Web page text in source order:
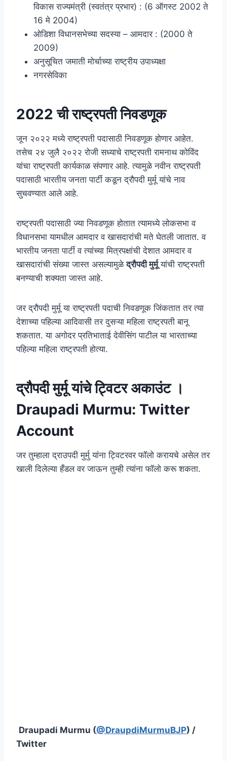
विकास राज्यमंत्री (स्वतंत्र प्रभार) : (6 ऑगस्ट 2002 ते
16 मे 2004)
ओडिशा विधानसभेच्या सदस्या – आमदार : (2000 ते
2009)
अनुसूचित जमाती मोर्चाच्या राष्ट्रीय उपाध्यक्षा
नगरसेविका
2022 ची राष्ट्रपती निवडणूक
जून २०२२ मध्ये राष्ट्रपती पदासाठी निवडणूक होणार आहेत.
तसेच २४ जुलै २०२२ रोजी सध्याचे राष्ट्रपती रामनाथ कोविंद
यांचा राष्ट्रपती कार्यकाळ संपणार आहे. त्यामुळे नवीन राष्ट्रपती
पदासाठी भारतीय जनता पार्टी कडून द्रौपदी मुर्मू यांचे नाव
सुचवण्यात आले आहे.
राष्ट्रपती पदासाठी ज्या निवडणूक होतात त्यामध्ये लोकसभा व
विधानसभा यामधील आमदार व खासदारांची मते घेतली जातात. व
भारतीय जनता पार्टी व त्यांच्या मित्रपक्षांची देशात आमदार व
खासदारांची संख्या जास्त असल्यामुळेद्रौपदी मुर्मूयांची राष्ट्रपती
बनण्याची शक्यता जास्त आहे.
जर द्रौपदी मुर्मू या राष्ट्रपती पदाची निवडणूक जिंकतात तर त्या
देशाच्या पहिल्या आदिवासी तर दुसऱ्या महिला राष्ट्रपती बानू
शकतात. या अगोदर प्रतिभाताई देवीसिंग पाटील या भारताच्या
पहिल्या महिला राष्ट्रपती होत्या.
द्रौपदी मुर्मू यांचे ट्विटर अकाउंट।
Draupadi Murmu: Twitter
Account
जर तुम्हाला द्राउपदी मुर्मु यांना ट्विटरवर फॉलो करायचे असेल तर
खाली दिलेल्या हँडल वर जाऊन तुम्ही त्यांना फॉलो करू शकता.
Draupadi Murmu (@DraupdiMurmuBJP) /
Twitter